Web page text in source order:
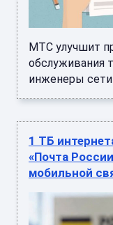
МТС улучшит
обслуживания
инженеры сети
1 ТБ
«Почта
мобильной